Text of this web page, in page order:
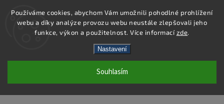
Používáme cookies, abychom Vám umožnili pohodlné prohlížení
webu a díky analýze provozu webu neustále zlepšovali jeho
funkce, výkon a použitelnost. Více informacízde.
Nastavení
Souhlasím
Hledat
SS86P - PŘÍVĚSEK AG 925/1000 -